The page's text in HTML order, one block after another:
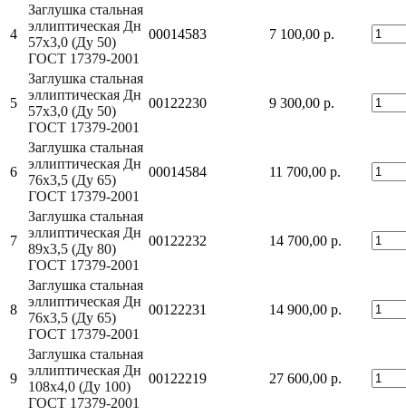
4
Заглушка стальная
эллиптическая Дн
57х3,0 (Ду 50)
ГОСТ 17379-2001
00014583 7 100,00 р.
5
Заглушка стальная
эллиптическая Дн
57х3,0 (Ду 50)
ГОСТ 17379-2001
00122230 9 300,00 р.
6
Заглушка стальная
эллиптическая Дн
76х3,5 (Ду 65)
ГОСТ 17379-2001
00014584 11 700,00 р.
7
Заглушка стальная
эллиптическая Дн
89х3,5 (Ду 80)
ГОСТ 17379-2001
00122232 14 700,00 р.
8
Заглушка стальная
эллиптическая Дн
76х3,5 (Ду 65)
ГОСТ 17379-2001
00122231 14 900,00 р.
9
Заглушка стальная
эллиптическая Дн
108х4,0 (Ду 100)
ГОСТ 17379-2001
00122219 27 600,00 р.